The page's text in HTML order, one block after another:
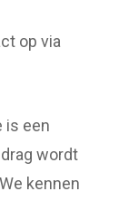
op via
is een
wordt
kennen